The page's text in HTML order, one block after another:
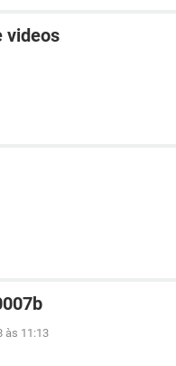
videos
às 11:13